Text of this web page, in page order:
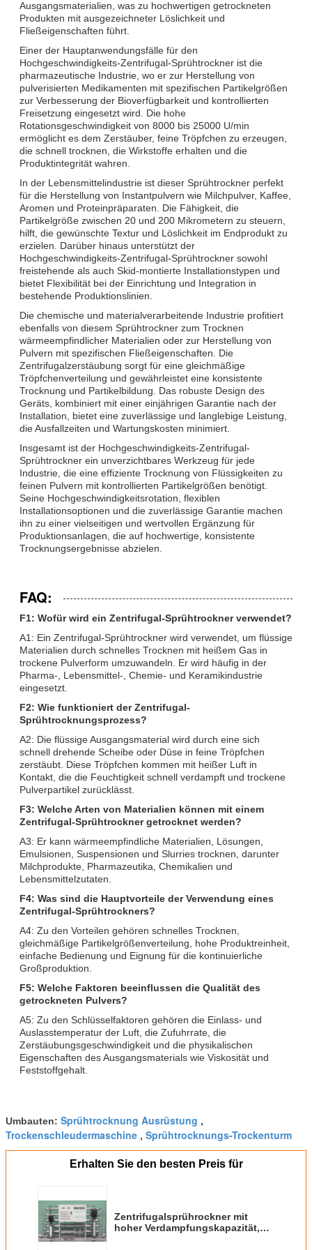
Ausgangsmaterialien, was zu hochwertigen getrockneten
Produkten mit ausgezeichneter Löslichkeit und
Fließeigenschaften führt.
Einer der Hauptanwendungsfälle für den
Hochgeschwindigkeits-Zentrifugal-Sprühtrockner ist die
pharmazeutische Industrie, wo er zur Herstellung von
pulverisierten Medikamenten mit spezifischen Partikelgrößen
zur Verbesserung der Bioverfügbarkeit und kontrollierten
Freisetzung eingesetzt wird. Die hohe
Rotationsgeschwindigkeit von 8000 bis 25000 U/min
ermöglicht es dem Zerstäuber, feine Tröpfchen zu erzeugen,
die schnell trocknen, die Wirkstoffe erhalten und die
Produktintegrität wahren.
In der Lebensmittelindustrie ist dieser Sprühtrockner perfekt
für die Herstellung von Instantpulvern wie Milchpulver, Kaffee,
Aromen und Proteinpräparaten. Die Fähigkeit, die
Partikelgröße zwischen 20 und 200 Mikrometern zu steuern,
hilft, die gewünschte Textur und Löslichkeit im Endprodukt zu
erzielen. Darüber hinaus unterstützt der
Hochgeschwindigkeits-Zentrifugal-Sprühtrockner sowohl
freistehende als auch Skid-montierte Installationstypen und
bietet Flexibilität bei der Einrichtung und Integration in
bestehende Produktionslinien.
Die chemische und materialverarbeitende Industrie profitiert
ebenfalls von diesem Sprühtrockner zum Trocknen
wärmeempfindlicher Materialien oder zur Herstellung von
Pulvern mit spezifischen Fließeigenschaften. Die
Zentrifugalzerstäubung sorgt für eine gleichmäßige
Tröpfchenverteilung und gewährleistet eine konsistente
Trocknung und Partikelbildung. Das robuste Design des
Geräts, kombiniert mit einer einjährigen Garantie nach der
Installation, bietet eine zuverlässige und langlebige Leistung,
die Ausfallzeiten und Wartungskosten minimiert.
Insgesamt ist der Hochgeschwindigkeits-Zentrifugal-
Sprühtrockner ein unverzichtbares Werkzeug für jede
Industrie, die eine effiziente Trocknung von Flüssigkeiten zu
feinen Pulvern mit kontrollierten Partikelgrößen benötigt.
Seine Hochgeschwindigkeitsrotation, flexiblen
Installationsoptionen und die zuverlässige Garantie machen
ihn zu einer vielseitigen und wertvollen Ergänzung für
Produktionsanlagen, die auf hochwertige, konsistente
Trocknungsergebnisse abzielen.
FAQ:
F1: Wofür wird ein Zentrifugal-Sprühtrockner verwendet?
A1: Ein Zentrifugal-Sprühtrockner wird verwendet, um flüssige
Materialien durch schnelles Trocknen mit heißem Gas in
trockene Pulverform umzuwandeln. Er wird häufig in der
Pharma-, Lebensmittel-, Chemie- und Keramikindustrie
eingesetzt.
F2: Wie funktioniert der Zentrifugal-
Sprühtrocknungsprozess?
A2: Die flüssige Ausgangsmaterial wird durch eine sich
schnell drehende Scheibe oder Düse in feine Tröpfchen
zerstäubt. Diese Tröpfchen kommen mit heißer Luft in
Kontakt, die die Feuchtigkeit schnell verdampft und trockene
Pulverpartikel zurücklässt.
F3: Welche Arten von Materialien können mit einem
Zentrifugal-Sprühtrockner getrocknet werden?
A3: Er kann wärmeempfindliche Materialien, Lösungen,
Emulsionen, Suspensionen und Slurries trocknen, darunter
Milchprodukte, Pharmazeutika, Chemikalien und
Lebensmittelzutaten.
F4: Was sind die Hauptvorteile der Verwendung eines
Zentrifugal-Sprühtrockners?
A4: Zu den Vorteilen gehören schnelles Trocknen,
gleichmäßige Partikelgrößenverteilung, hohe Produktreinheit,
einfache Bedienung und Eignung für die kontinuierliche
Großproduktion.
F5: Welche Faktoren beeinflussen die Qualität des
getrockneten Pulvers?
A5: Zu den Schlüsselfaktoren gehören die Einlass- und
Auslasstemperatur der Luft, die Zufuhrrate, die
Zerstäubungsgeschwindigkeit und die physikalischen
Eigenschaften des Ausgangsmaterials wie Viskosität und
Feststoffgehalt.
Umbauten: Sprühtrocknung Ausrüstung ,
Trockenschleudermaschine , Sprühtrocknungs-Trockenturm
Erhalten Sie den besten Preis für
Zentrifugalsprührockner mit
hoher Verdampfungskapazität,